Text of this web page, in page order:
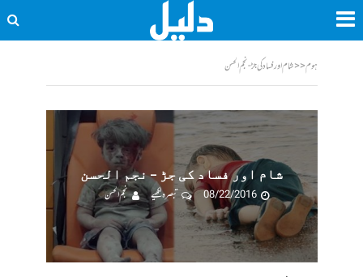
ہوم<<شام اور فساد کی جڑ - نجم الحسن
شام اور فساد کی جڑ – نجم الحسن
08/22/2016
تبصرہ لکھیے نجم الحسن